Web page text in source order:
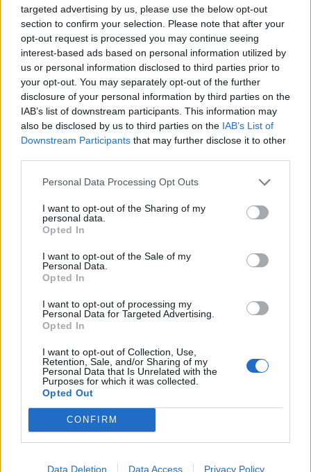
targeted advertising by us, please use the below opt-out
section to confirm your selection. Please note that after your
opt-out request is processed you may continue seeing
interest-based ads based on personal information utilized by
us or personal information disclosed to third parties prior to
your opt-out. You may separately opt-out of the further
disclosure of your personal information by third parties on the
IAB’s list of downstream participants. This information may
also be disclosed by us to third parties on the IAB’s List of
Downstream Participants that may further disclose it to other
Personal Data Processing Opt Outs
I want to opt-out of the Sharing of my
personal data.
Opted In
I want to opt-out of the Sale of my
Personal Data.
Opted In
I want to opt-out of processing my
Personal Data for Targeted Advertising.
Opted In
I want to opt-out of Collection, Use,
Retention, Sale, and/or Sharing of my
Personal Data that Is Unrelated with the
Purposes for which it was collected.
Opted Out
CONFIRM
Data Deletion Data Access Privacy Policy
OMEGR